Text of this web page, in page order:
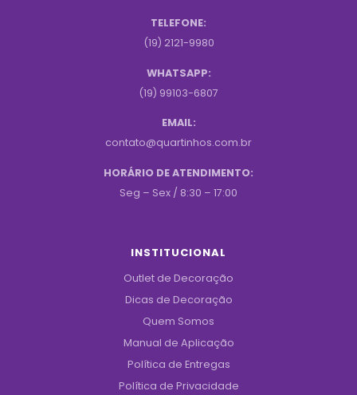
TELEFONE:
(19) 2121-9980
WHATSAPP:
(19) 99103-6807
EMAIL:
contato@quartinhos.com.br
HORÁRIO DE ATENDIMENTO:
Seg – Sex / 8:30 – 17:00
INSTITUCIONAL
Outlet de Decoração
Dicas de Decoração
Quem Somos
Manual de Aplicação
Política de Entregas
Política de Privacidade